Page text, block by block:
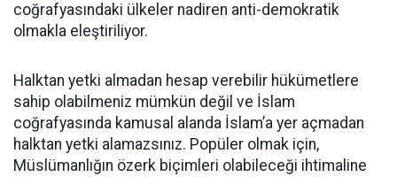
coğrafyasındaki ülkeler nadiren anti-demokratik
olmakla eleştiriliyor.
Halktan yetki almadan hesap verebilir hükümetlere
sahip olabilmeniz mümkün değil ve İslam
coğrafyasında kamusal alanda İslam’a yer açmadan
halktan yetki alamazsınız. Popüler olmak için,
Müslümanlığın özerk biçimleri olabileceği ihtimaline